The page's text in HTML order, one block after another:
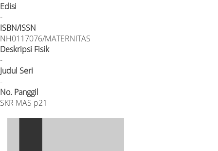
Edisi
-
ISBN/ISSN
NH0117076/MATERNITAS
Deskripsi Fisik
-
Judul Seri
-
No. Panggil
SKR MAS p21